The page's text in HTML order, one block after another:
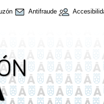
Antifraude